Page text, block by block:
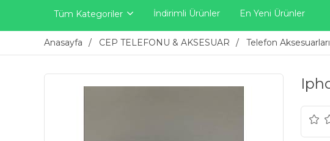
Tüm Kategoriler İndirimli Ürünler En Yeni Ürünler
Anasayfa CEP TELEFONU & AKSESUAR Telefon Aksesuarları